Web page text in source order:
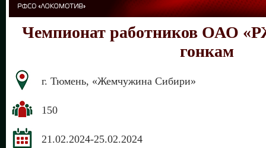
Чемпионат работников ОАО
гонкам
г. Тюмень, «Жемчужина Сибири»
150
21.02.2024-25.02.2024